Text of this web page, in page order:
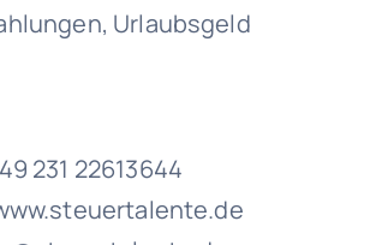
Urlaubsgeld
231 22613644